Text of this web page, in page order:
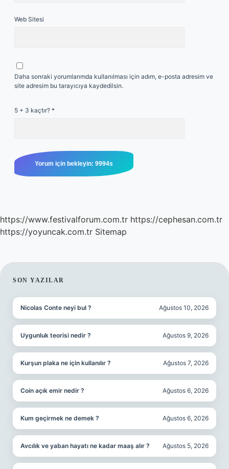
Web Sitesi
Daha sonraki yorumlarımda kullanılması için adım, e-posta adresim ve
site adresim bu tarayıcıya kaydedilsin.
5 + 3 kaçtır? *
https://www.festivalforum.com.tr https://cephesan.com.tr
https://yoyuncak.com.tr Sitemap
SIDEBAR
SON YAZILAR
Nicolas Conte neyi bul ? Ağustos 10, 2026
Uygunluk teorisi nedir ? Ağustos 9, 2026
Kurşun plaka ne için kullanılır ? Ağustos 7, 2026
Coin açık emir nedir ? Ağustos 6, 2026
Kum geçirmek ne demek ? Ağustos 6, 2026
Avcılık ve yaban hayatı ne kadar maaş alır ? Ağustos 5, 2026